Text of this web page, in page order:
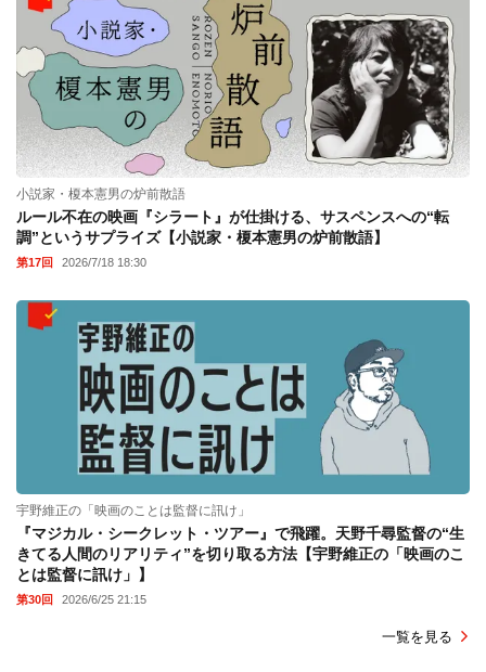
小説家・榎本憲男の炉前散語
ルール不在の映画『シラート』が仕掛ける、サスペンスへの“転
調”というサプライズ【小説家・榎本憲男の炉前散語】
第17回 2026/7/18 18:30
宇野維正の「映画のことは監督に訊け」
『マジカル・シークレット・ツアー』で飛躍。天野千尋監督の“生
きてる人間のリアリティ”を切り取る方法【宇野維正の「映画のこ
とは監督に訊け」】
第30回 2026/6/25 21:15
一覧を見る